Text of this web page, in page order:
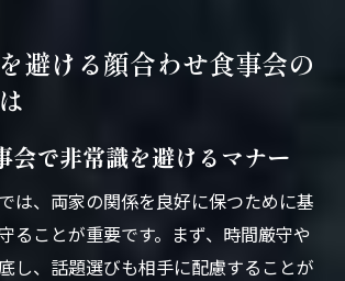
避ける顔合わせ食事会の
会で非常識を避けるマナー
は、両家の関係を良好に保つために基
ることが重要です。まず、時間厳守や
し、話題選びも相手に配慮することが